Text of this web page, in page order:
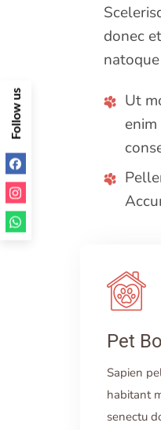
donec
Ut
Pet
Sapien
habitant
senectu
F
o
l
l
o
w
u
s
o
n
S
o
c
i
a
l
M
e
d
i